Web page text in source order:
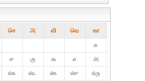
செ அ வி வெ கா
௧
௪ ௫ ௬ ௭
௮
௰௧ ௰௨ ௰௩ ௰௪
௰௫